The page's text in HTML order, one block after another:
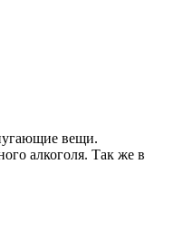
вещи.
алкоголя. Так же в